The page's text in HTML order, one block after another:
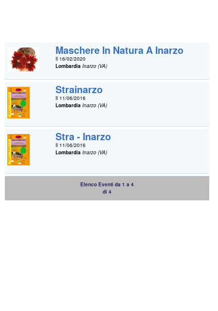
Maschere In Natura A Inarzo
Il 16/02/2020
Lombardia Inarzo (VA)
Strainarzo
Il 11/06/2016
Lombardia Inarzo (VA)
Stra - Inarzo
Il 11/06/2016
Lombardia Inarzo (VA)
Elenco Eventi da 1 a 4
di 4